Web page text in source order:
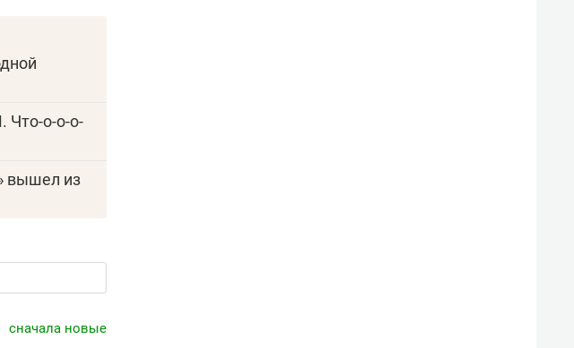
Что-о-о-о-
вышел из
сначала новые